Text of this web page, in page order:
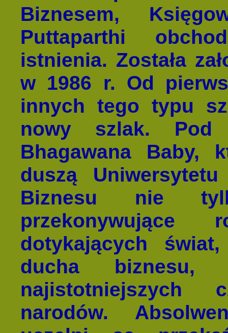
Biznesem,
Puttaparthi
istnienia. Została
w 1986 r. Od
innych tego typu
nowy szlak. Pod
Bhagawana Baby,
duszą
Biznesu nie
przekonywujące
dotykających
ducha biznesu,
najistotniejszych
narodów.